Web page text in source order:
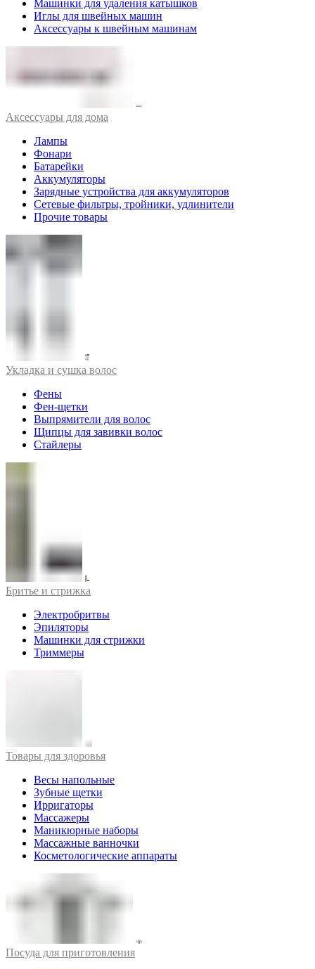
Машинки для удаления катышков
Иглы для швейных машин
Аксессуары к швейным машинам
Аксессуары для дома
Лампы
Фонари
Батарейки
Аккумуляторы
Зарядные устройства для аккумуляторов
Сетевые фильтры, тройники, удлинители
Прочие товары
Укладка и сушка волос
Фены
Фен-щетки
Выпрямители для волос
Щипцы для завивки волос
Стайлеры
Бритье и стрижка
Электробритвы
Эпиляторы
Машинки для стрижки
Триммеры
Товары для здоровья
Весы напольные
Зубные щетки
Ирригаторы
Массажеры
Маникюрные наборы
Массажные ванночки
Косметологические аппараты
Посуда для приготовления